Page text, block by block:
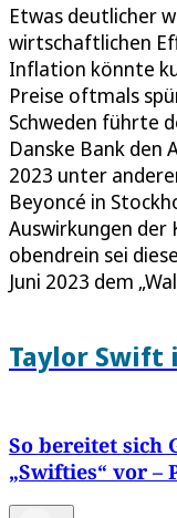
Etwas deutlicher
wirtschaftlichen
Inflation könnte
Preise oftmals
Schweden führte
Danske Bank den
2023 unter
Beyoncé in
Auswirkungen der
obendrein sei
Juni 2023 dem
Taylor Swift
So bereitet sich
„Swifties“ vor –